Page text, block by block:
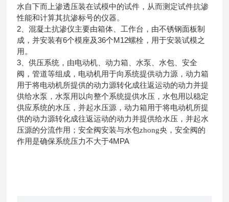
水自下而上渗透压装在试模中的试件，从而测定试件抗渗
性能和计算其抗渗标号的仪器。
2 、混凝土抗渗仪主要由箱体、工作台，由不锈钢面板制
成，并安装有6个模座及36个M12螺栓，用于安装试模之
用。
3 、供压系统，由电动机、动力箱、水泵、水包、安全
阀，管道等组成，电动机用于向系统提供动力源，动力箱
用于将电动机所提供的动力源转化成往返运动的动力并提
供给水泵，水泵用以向整个系统提供水压，水包用以稳定
供应系统的水压，并起水压源，动力箱用于将电动机所提
供的动力源转化成往返运动的动力并提供给水压，并起水
压源的分流作用；安全阀安装与水包zhong央，安全阀的
作用是确保系统压力不大于4MPA